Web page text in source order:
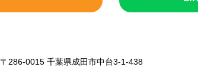
〒286-0015 千葉県成田市中台3-1-438